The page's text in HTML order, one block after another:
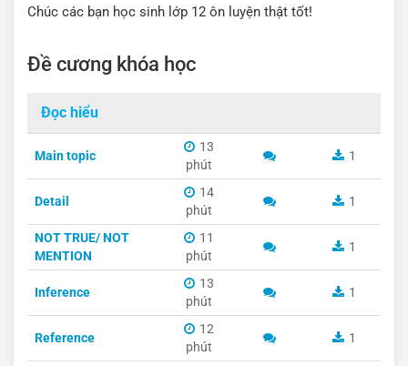
Chúc các bạn học sinh lớp 12 ôn luyện thật tốt!
Đề cương khóa học
Đọc hiểu
Main topic
13
phút
1
Detail
14
phút
1
NOT TRUE/ NOT
MENTION
11
phút
1
Inference
13
phút
1
Reference
12
phút
1